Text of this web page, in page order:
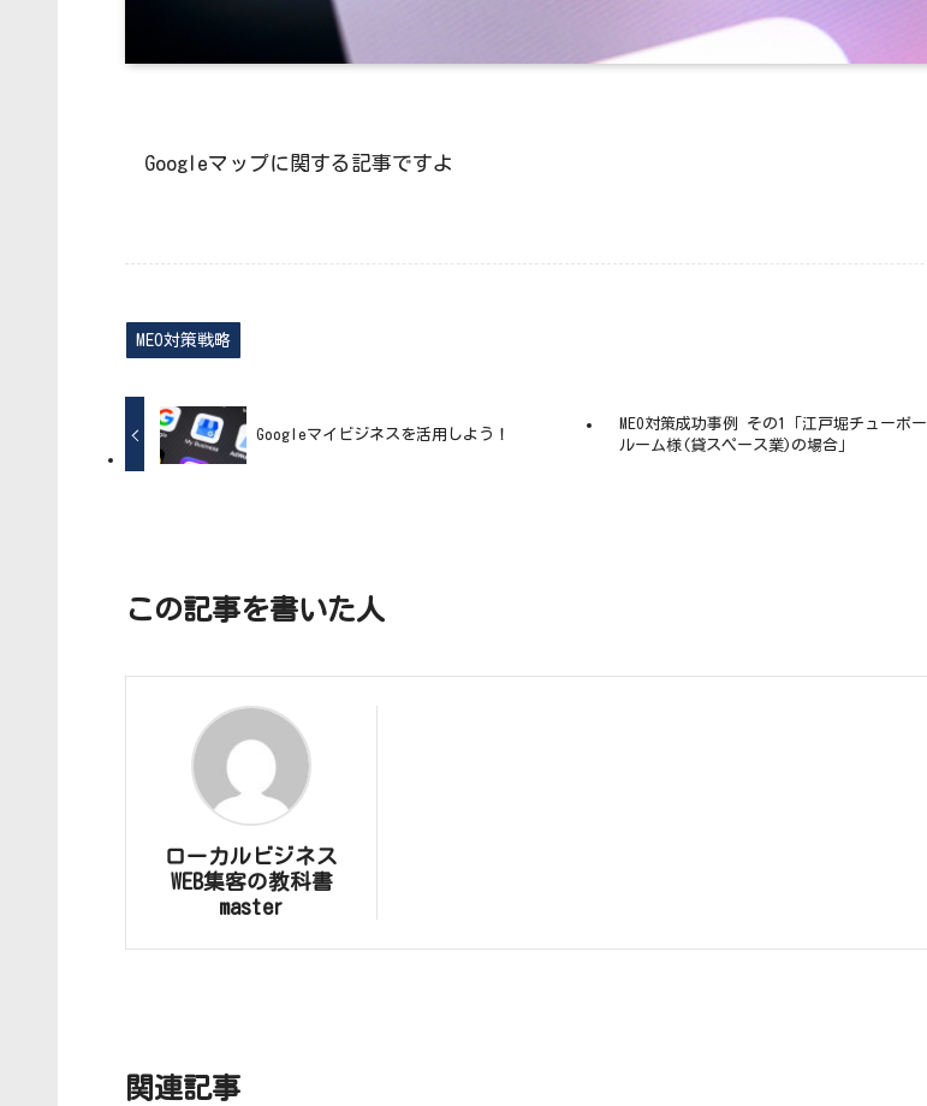
Googleマップに関する記事ですよ
MEO対策戦略
Googleマイビジネスを活用しよう！
MEO対策成功事例 その1「江戸堀チューボー
ルーム様(貸スペース業)の場合」
この記事を書いた人
ローカルビジネス
WEB集客の教科書
master
関連記事